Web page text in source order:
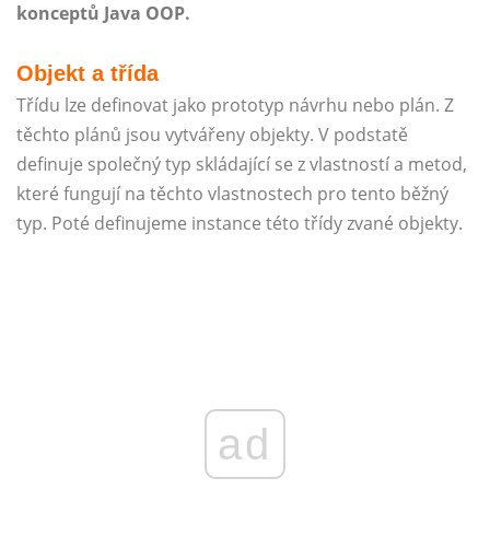
konceptů Java OOP.
Objekt a třída
Třídu lze definovat jako prototyp návrhu nebo plán. Z
těchto plánů jsou vytvářeny objekty. V podstatě
definuje společný typ skládající se z vlastností a metod,
které fungují na těchto vlastnostech pro tento běžný
typ. Poté definujeme instance této třídy zvané objekty.
ad